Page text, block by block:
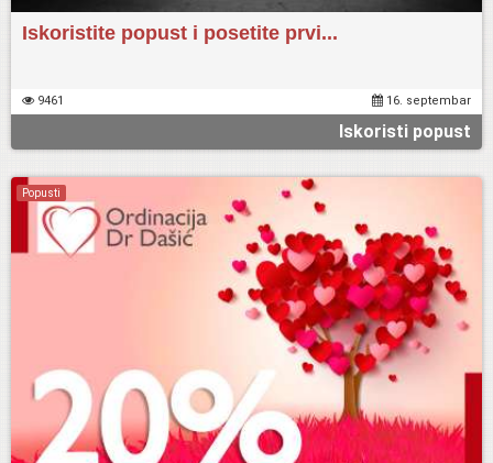
Iskoristite popust i posetite prvi...
9461 16. septembar
Iskoristi popust
Popusti